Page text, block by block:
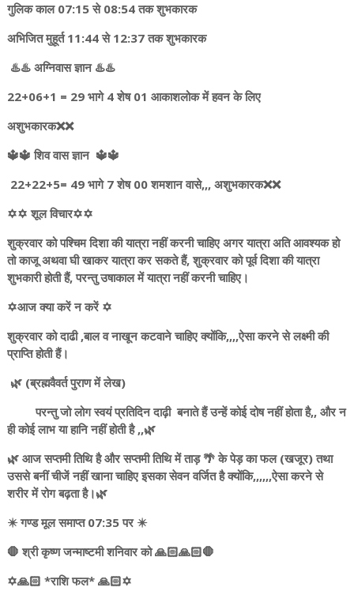
गुलिक काल 07:15 से 08:54 तक शुभकारक
अभिजित मुहूर्त 11:44 से 12:37 तक शुभकारक
♨️♨️ अग्निवास ज्ञान ♨️♨️
22+06+1 = 29 भागे 4 शेष 01 आकाशलोक में हवन के लिए
अशुभकारक❌❌
🔱🔱 शिव वास ज्ञान 🔱🔱
22+22+5= 49 भागे 7 शेष 00 शमशान वासे,,, अशुभकारक❌❌
✡️✡️ शूल विचार✡️✡️
शुक्रवार को पश्चिम दिशा की यात्रा नहीं करनी चाहिए अगर यात्रा अति आवश्यक हो
तो काजू अथवा घी खाकर यात्रा कर सकते हैं, शुक्रवार को पूर्व दिशा की यात्रा
शुभकारी होती हैं, परन्तु उषाकाल में यात्रा नहीं करनी चाहिए।
✡️आज क्या करें न करें ✡️
शुक्रवार को दाढी ,बाल व नाखून कटवाने चाहिए क्योंकि,,,,ऐसा करने से लक्ष्मी की
प्राप्ति होती हैं।
🌿 (ब्रह्मवैवर्त पुराण में लेख)
परन्तु जो लोग स्वयं प्रतिदिन दाढ़ी बनाते हैं उन्हें कोई दोष नहीं होता है,, और न
ही कोई लाभ या हानि नहीं होती है ,,🌿
🌿 आज सप्तमी तिथि है और सप्तमी तिथि में ताड़ 🌴 के पेड़ का फल (खजूर) तथा
उससे बनीं चीजें नहीं खाना चाहिए इसका सेवन वर्जित है क्योंकि,,,,,,ऐसा करने से
शरीर में रोग बढ़ता है।🌿
✴️ गण्ड मूल समाप्त 07:35 पर ✴️
🛑 श्री कृष्ण जन्माष्टमी शनिवार को 🙏🏻🙏🏻🛑
✡️🙏🏻 *राशि फल* 🙏🏻✡️